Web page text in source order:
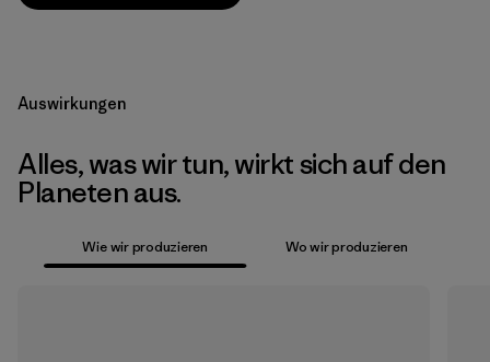
Auswirkungen
Alles, was wir tun, wirkt sich auf den
Planeten aus.
Wie wir produzieren Wo wir produzieren